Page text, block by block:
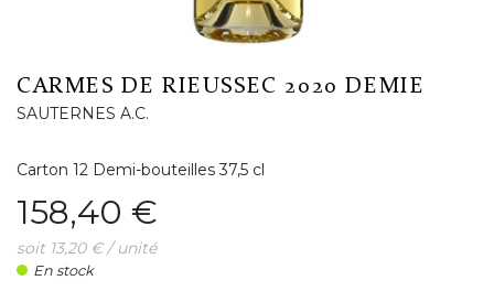
CARMES DE RIEUSSEC 2020 DEMIE
SAUTERNES A.C.
Carton 12 Demi-bouteilles 37,5 cl
Prix
158,40 €
soit 13,20 € / unité
En stock